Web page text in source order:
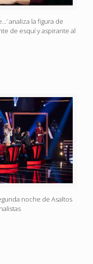
analiza la figura de
de esquí y aspirante al
noche de Asaltos